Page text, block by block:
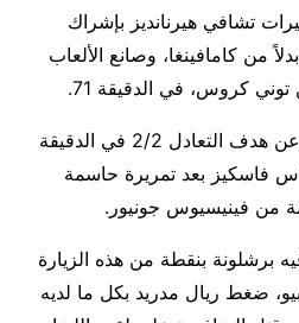
تشافي هيرنانديز بإشراك
من كامافينغا، وصانع الألعاب
توني كروس، في الدقيقة 71.
وأسفرت تغييرات أنشيلوتي عن هدف التعادل 2/2 في الدقيقة
فاسكيز بعد تمريرة حاسمة
فينيسيوس جونيور.
برشلونة بنقطة من هذه الزيارة
ضغط ريال مدريد بكل ما لديه